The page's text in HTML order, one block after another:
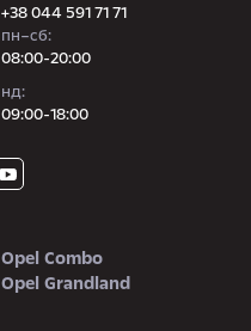
+38 044 591 71 71
пн–сб:
08:00-20:00
нд:
09:00-18:00
Opel Combo
Opel Grandland